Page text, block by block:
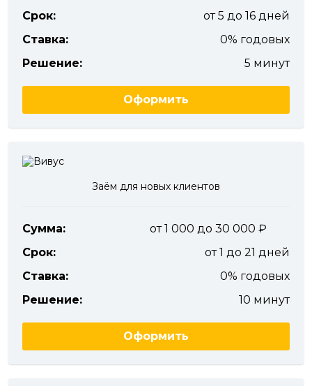
Срок:
от 5 до 16 дней
Ставка:
0% годовых
Решение:
5 минут
Оформить
Заём для новых клиентов
Сумма:
от 1 000 до 30 000
Срок:
от 1 до 21 дней
Ставка:
0% годовых
Решение:
10 минут
Оформить